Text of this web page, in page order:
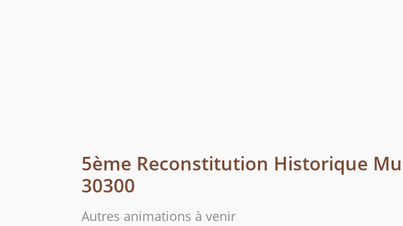
5ème Reconstitution Historique
30300
Autres animations à venir